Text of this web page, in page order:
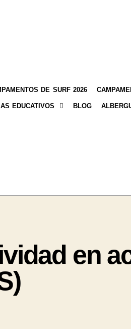
DE SURF 2026
EDUCATIVOS BLOG
en